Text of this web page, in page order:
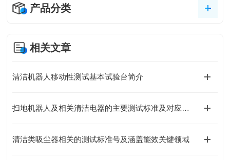
产品分类
相关文章
清洁机器人移动性测试基本试验台简介
扫地机器人及相关清洁电器的主要测试标准及对应的标准号
清洁类吸尘器相关的测试标准号及涵盖能效关键领域